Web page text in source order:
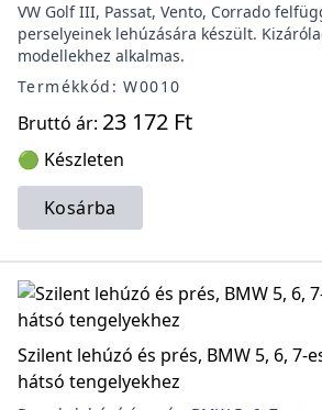
VW Golf III, Passat, Vento, Corrado
perselyeinek lehúzására készült.
modellekhez alkalmas.
Termékkód: W0010
Bruttó ár: 23 172 Ft
🟢 Készleten
Kosárba
Szilent lehúzó és prés, BMW 5, 6, 7-
hátsó tengelyekhez